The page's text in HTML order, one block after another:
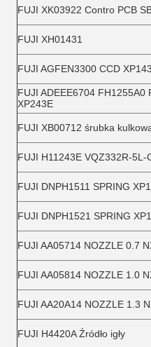
FUJI XK03922 Contro PCB
FUJI XH01431
FUJI AGFEN3300 CCD
FUJI ADEEE6704 FH1255A0
XP243E
FUJI XB00712 śrubka
FUJI H11243E VQZ332R-5L-
FUJI DNPH1511 SPRING
FUJI DNPH1521 SPRING
FUJI AA05714 NOZZLE 0.7
FUJI AA05814 NOZZLE 1.0
FUJI AA20A14 NOZZLE 1.3
FUJI H4420A Źródło igły